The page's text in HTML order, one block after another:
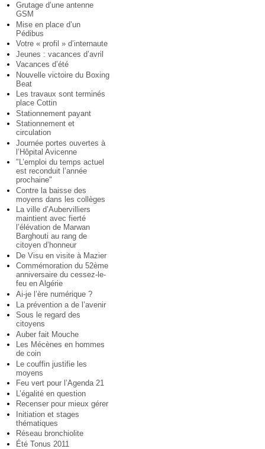
Grutage d’une antenne
GSM
Mise en place d’un
Pédibus
Votre « profil » d’internaute
Jeunes : vacances d’avril
Vacances d’été
Nouvelle victoire du Boxing
Beat
Les travaux sont terminés
place Cottin
Stationnement payant
Stationnement et
circulation
Journée portes ouvertes à
l’Hôpital Avicenne
"L’emploi du temps actuel
est reconduit l’année
prochaine"
Contre la baisse des
moyens dans les collèges
La ville d’Aubervilliers
maintient avec fierté
l’élévation de Marwan
Barghouti au rang de
citoyen d’honneur
De Visu en visite à Mazier
Commémoration du 52ème
anniversaire du cessez-le-
feu en Algérie
Ai-je l’ère numérique ?
La prévention a de l’avenir
Sous le regard des
citoyens
Auber fait Mouche
Les Mécènes en hommes
de coin
Le couffin justifie les
moyens
Feu vert pour l’Agenda 21
L’égalité en question
Recenser pour mieux gérer
Initiation et stages
thématiques
Réseau bronchiolite
Été Tonus 2011